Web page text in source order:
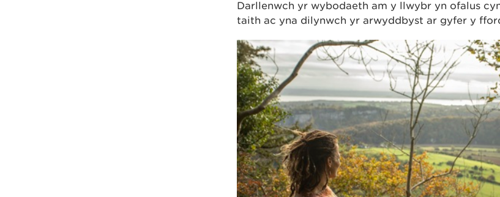
Darllenwch yr wybodaeth am y llwybr yn ofalus
taith ac yna dilynwch yr arwyddbyst ar gyfer y